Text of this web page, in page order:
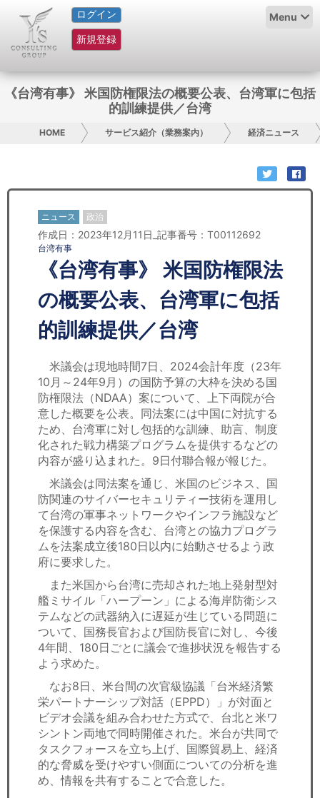
ログイン
新規登録
Menu
HOME
サービス紹介
コラム
お問い合わせ
日本人にPR
コンサルティング
リサーチ
セミナー
経済ニュース
労務顧問
ＩＴ
飲食店情報
《台湾有事》 米国防権限法の概要公表、台湾軍に包括
的訓練提供／台湾
HOME サービス紹介（業務案内） 経済ニュース
ニュース 政治
作成日：2023年12月11日_記事番号：T00112692
台湾有事
《台湾有事》 米国防権限法
の概要公表、台湾軍に包括
的訓練提供／台湾
米議会は現地時間7日、2024会計年度（23年
10月～24年9月）の国防予算の大枠を決める国
防権限法（NDAA）案について、上下両院が合
意した概要を公表。同法案には中国に対抗する
ため、台湾軍に対し包括的な訓練、助言、制度
化された戦力構築プログラムを提供するなどの
内容が盛り込まれた。9日付聯合報が報じた。
米議会は同法案を通じ、米国のビジネス、国
防関連のサイバーセキュリティー技術を運用し
て台湾の軍事ネットワークやインフラ施設など
を保護する内容を含む、台湾との協力プログラ
ムを法案成立後180日以内に始動させるよう政
府に要求した。
また米国から台湾に売却された地上発射型対
艦ミサイル「ハープーン」による海岸防衛シス
テムなどの武器納入に遅延が生じている問題に
ついて、国務長官および国防長官に対し、今後
4年間、180日ごとに議会で進捗状況を報告する
よう求めた。
なお8日、米台間の次官級協議「台米経済繁
栄パートナーシップ対話（EPPD）」が対面と
ビデオ会議を組み合わせた方式で、台北と米ワ
シントン両地で同時開催された。米台が共同で
タスクフォースを立ち上げ、国際貿易上、経済
的な脅威を受けやすい側面についての分析を進
め、情報を共有することで合意した。